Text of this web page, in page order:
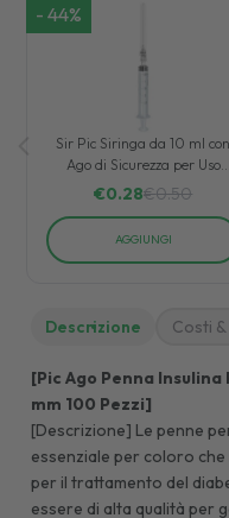
- 44%
Sir Pic Siringa da 10 ml con
Ago di Sicurezza per Uso
Medico
€0.28€0.50
AGGIUNGI
Descrizione Costi
[Pic Ago Penna Insulina
mm 100 Pezzi]
[Descrizione] Le penne
essenziale per coloro
per il trattamento del
essere di alta qualità per